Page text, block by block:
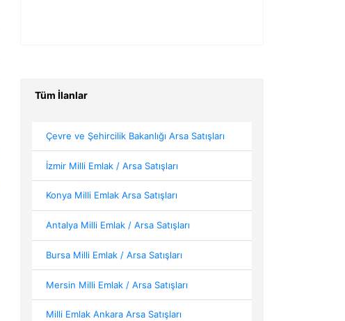
Tüm İlanlar
Çevre ve Şehircilik Bakanlığı Arsa Satışları
İzmir Milli Emlak / Arsa Satışları
Konya Milli Emlak Arsa Satışları
Antalya Milli Emlak / Arsa Satışları
Bursa Milli Emlak / Arsa Satışları
Mersin Milli Emlak / Arsa Satışları
Milli Emlak Ankara Arsa Satışları